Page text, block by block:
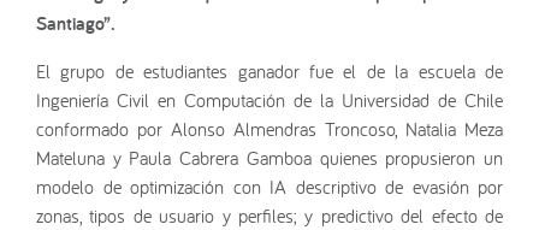
Santiago”.
El grupo de estudiantes ganador fue el de la escuela de
Ingeniería Civil en Computación de la Universidad de Chile
conformado por Alonso Almendras Troncoso, Natalia Meza
Mateluna y Paula Cabrera Gamboa quienes propusieron un
modelo de optimización con IA descriptivo de evasión por
zonas, tipos de usuario y perfiles; y predictivo del efecto de